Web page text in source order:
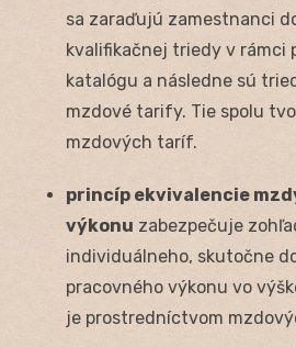
sa zaraďujú zamestnanci
kvalifikačnej triedy v rámci
katalógu a následne sú
mzdové tarify. Tie spolu
mzdových taríf.
princíp ekvivalencie
výkonu zabezpečuje
individuálneho, skutočne
pracovného výkonu vo
je prostredníctvom